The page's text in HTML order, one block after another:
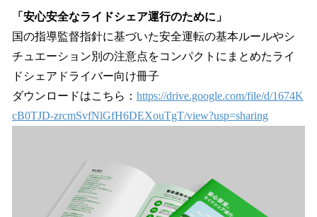
「安心安全なライドシェア運行のために」
国の指導監督指針に基づいた安全運転の基本ルールやシ
チュエーション別の注意点をコンパクトにまとめたライ
ドシェアドライバー向け冊子
ダウンロードはこちら： https://drive.google.com/file/d/1674K
cB0TJD-zrcmSvfNlGfH6DEXouTgT/view?usp=sharing